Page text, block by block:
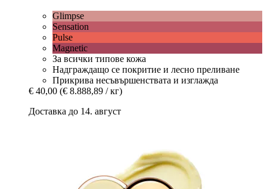
Glimpse
Sensation
Pulse
Magnetic
За всички типове кожа
Надграждащо се покритие и лесно преливане
Прикрива несъвършенствата и изглажда
€ 40,00 (€ 8.888,89 / кг)
Доставка до 14. август